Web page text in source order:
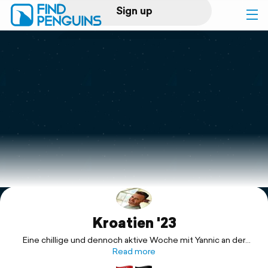
Sign up
Log in
Print a book
Flyover video
Explore
Kroatien '23
Eine chillige und dennoch aktive Woche mit Yannic an der
Küste Kroatiens🇭🇷.
Sonne🌞, Strand🏖 und Wassersport🏄‍♂️.
Read more